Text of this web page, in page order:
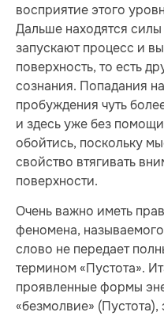
восприятие этого
Дальше находятся
запускают процесс и
поверхность, то есть
сознания. Попадания
пробуждения чуть
и здесь уже без
обойтись, поскольку
свойство втягивать
поверхности.
Очень важно иметь
феномена,
слово не передает
термином «Пустота».
проявленные формы
«безмолвие» (Пустота),